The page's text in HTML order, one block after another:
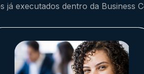
já executados dentro da Business